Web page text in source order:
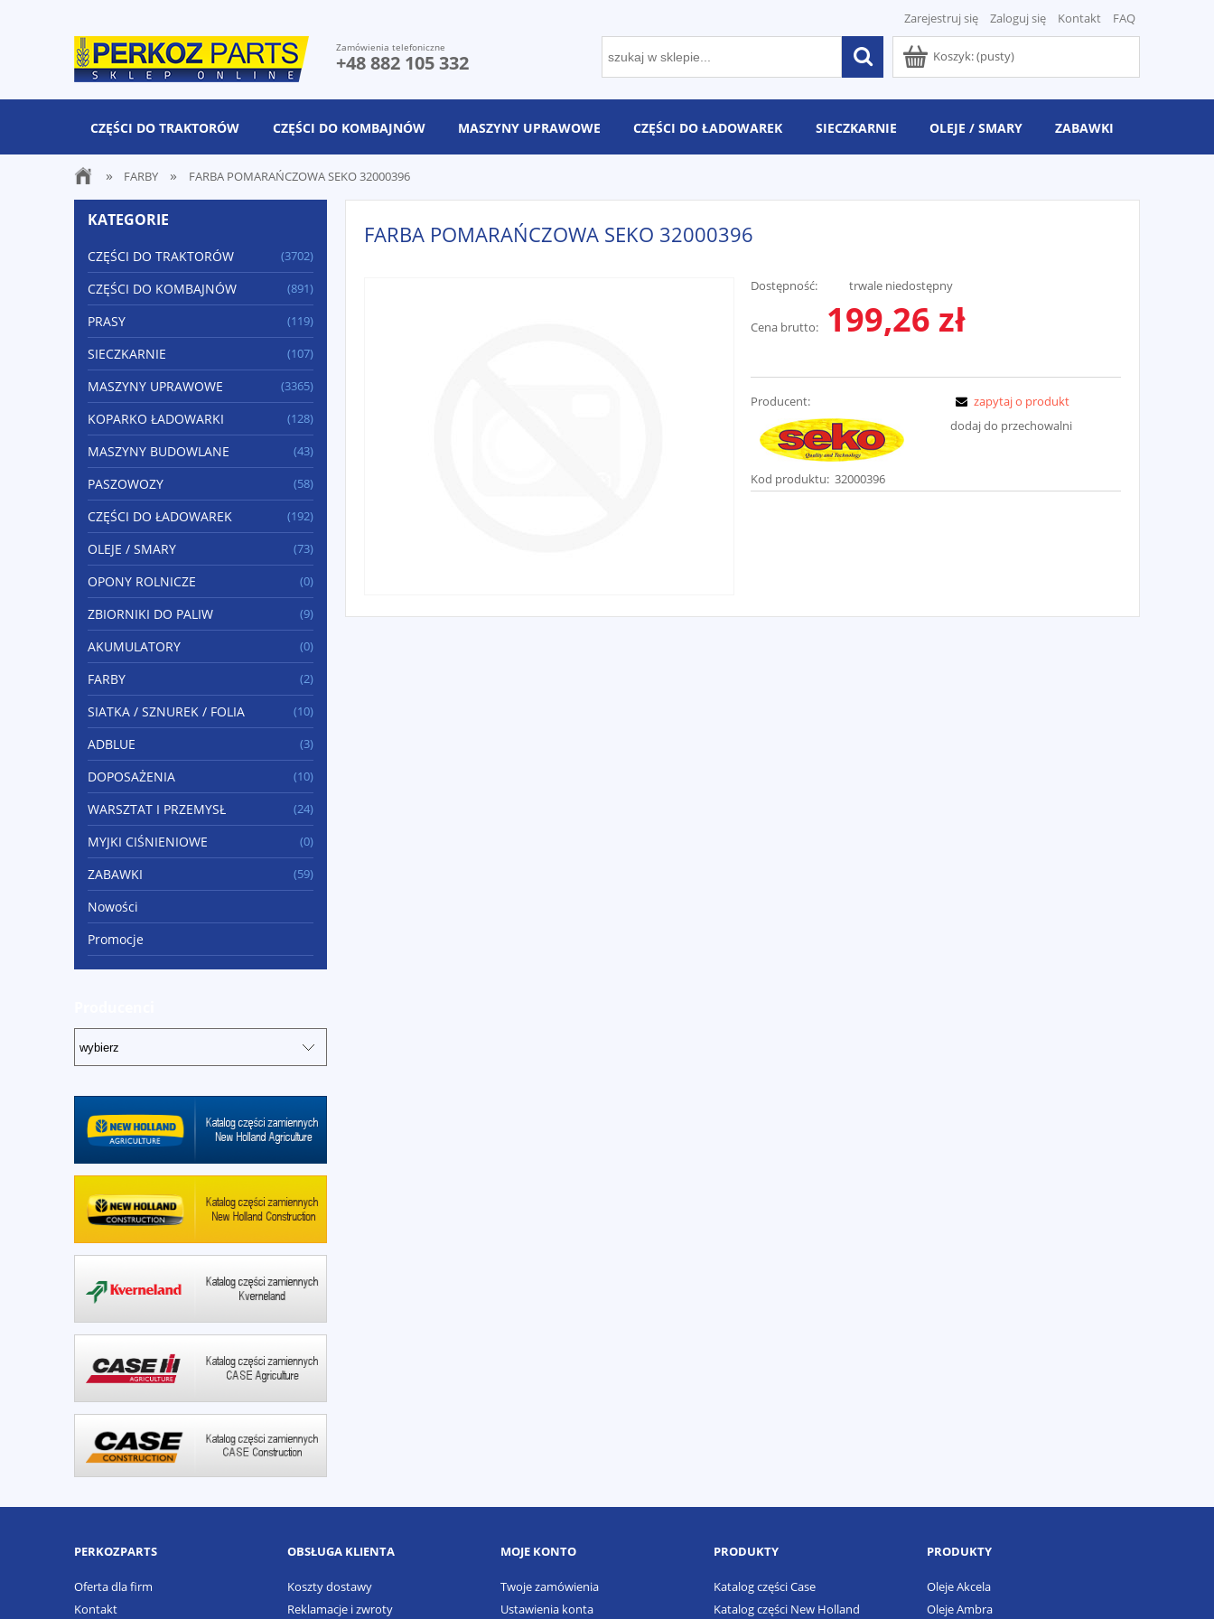
Zarejestruj się Zaloguj się Kontakt FAQ
Koszyk:(pusty)
Zamówienia telefoniczne
+48 882 105 332
CZĘŚCI DO TRAKTORÓW CZĘŚCI DO KOMBAJNÓW MASZYNY UPRAWOWE CZĘŚCI DO ŁADOWAREK SIECZKARNIE OLEJE / SMARY ZABAWKI
» FARBY » FARBA POMARAŃCZOWA SEKO 32000396
KATEGORIE
CZĘŚCI DO TRAKTORÓW (3702)
CZĘŚCI DO KOMBAJNÓW (891)
PRASY (119)
SIECZKARNIE (107)
MASZYNY UPRAWOWE (3365)
KOPARKO ŁADOWARKI (128)
MASZYNY BUDOWLANE (43)
PASZOWOZY (58)
CZĘŚCI DO ŁADOWAREK (192)
OLEJE / SMARY (73)
OPONY ROLNICZE (0)
ZBIORNIKI DO PALIW (9)
AKUMULATORY (0)
FARBY (2)
SIATKA / SZNUREK / FOLIA (10)
ADBLUE (3)
DOPOSAŻENIA (10)
WARSZTAT I PRZEMYSŁ (24)
MYJKI CIŚNIENIOWE (0)
ZABAWKI (59)
Nowości
Promocje
FARBA POMARAŃCZOWA SEKO 32000396
Dostępność: trwale niedostępny
Cena brutto: 199,26 zł
Producent:
Kod produktu: 32000396
zapytaj o produkt
dodaj do przechowalni
PERKOZPARTS
Oferta dla firm
Kontakt
OBSŁUGA KLIENTA
Koszty dostawy
Reklamacje i zwroty
MOJE KONTO
Twoje zamówienia
Ustawienia konta
PRODUKTY
Katalog części Case
Katalog części New Holland
PRODUKTY
Oleje Akcela
Oleje Ambra